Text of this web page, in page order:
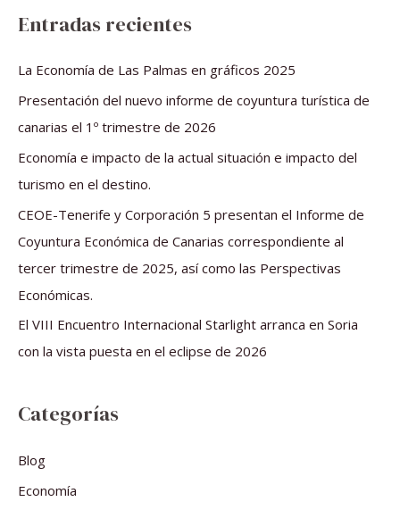
a
r
Entradas recientes
La Economía de Las Palmas en gráficos 2025
Presentación del nuevo informe de coyuntura turística de
canarias el 1º trimestre de 2026
Economía e impacto de la actual situación e impacto del
turismo en el destino.
CEOE-Tenerife y Corporación 5 presentan el Informe de
Coyuntura Económica de Canarias correspondiente al
tercer trimestre de 2025, así como las Perspectivas
Económicas.
El VIII Encuentro Internacional Starlight arranca en Soria
con la vista puesta en el eclipse de 2026
Categorías
Blog
Economía